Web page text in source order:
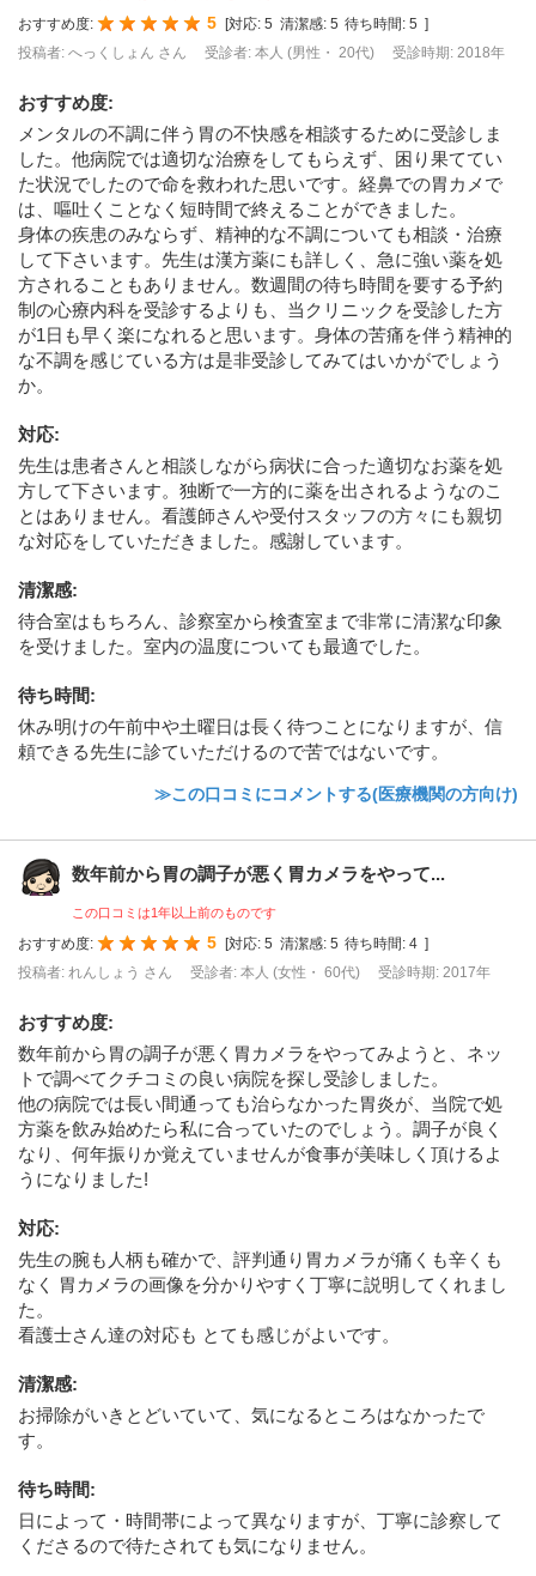
おすすめ度: 5 対応: 5 清潔感: 5 待ち時間: 5
投稿者: へっくしょん さん
受診者: 本人 (男性・ 20代) 受診時期: 2018年
おすすめ度:
メンタルの不調に伴う胃の不快感を相談するために受診しま
した。他病院では適切な治療をしてもらえず、困り果ててい
た状況でしたので命を救われた思いです。経鼻での胃カメで
は、嘔吐くことなく短時間で終えることができました。
身体の疾患のみならず、精神的な不調についても相談・治療
して下さいます。先生は漢方薬にも詳しく、急に強い薬を処
方されることもありません。数週間の待ち時間を要する予約
制の心療内科を受診するよりも、当クリニックを受診した方
が1日も早く楽になれると思います。身体の苦痛を伴う精神的
な不調を感じている方は是非受診してみてはいかがでしょう
か。
対応:
先生は患者さんと相談しながら病状に合った適切なお薬を処
方して下さいます。独断で一方的に薬を出されるようなのこ
とはありません。看護師さんや受付スタッフの方々にも親切
な対応をしていただきました。感謝しています。
清潔感:
待合室はもちろん、診察室から検査室まで非常に清潔な印象
を受けました。室内の温度についても最適でした。
待ち時間:
休み明けの午前中や土曜日は長く待つことになりますが、信
頼できる先生に診ていただけるので苦ではないです。
≫この口コミにコメントする(医療機関の方向け)
数年前から胃の調子が悪く胃カメラをやって...
この口コミは1年以上前のものです
おすすめ度: 5 [対応: 5 清潔感: 5 待ち時間: 4 ]
投稿者: れんしょう さん
受診者: 本人 (女性・ 60代) 受診時期: 2017年
おすすめ度:
数年前から胃の調子が悪く胃カメラをやってみようと、ネッ
トで調べてクチコミの良い病院を探し受診しました。
他の病院では長い間通っても治らなかった胃炎が、当院で処
方薬を飲み始めたら私に合っていたのでしょう。調子が良く
なり、何年振りか覚えていませんが食事が美味しく頂けるよ
うになりました!
対応:
先生の腕も人柄も確かで、評判通り胃カメラが痛くも辛くも
なく 胃カメラの画像を分かりやすく丁寧に説明してくれまし
た。
看護士さん達の対応も とても感じがよいです。
清潔感:
お掃除がいきとどいていて、気になるところはなかったで
す。
待ち時間:
日によって・時間帯によって異なりますが、丁寧に診察して
くださるので待たされても気になりません。